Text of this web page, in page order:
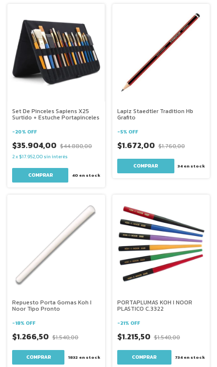
Set De Pinceles Sapiens X25
Surtido + Estuche Portapinceles
-20% OFF
$35.904,00 $44.880,00
2x $17.952,00 sin interés
40en stock
Lapiz Staedtler Tradition Hb
Grafito
-5% OFF
$1.672,00 $1.760,00
34en stock
Repuesto Porta Gomas Koh I
Noor Tipo Pronto
-18% OFF
$1.266,50 $1.540,00
1832 en stock
PORTAPLUMAS KOH I NOOR
PLASTICO C.3322
-21% OFF
$1.215,50 $1.540,00
734en stock